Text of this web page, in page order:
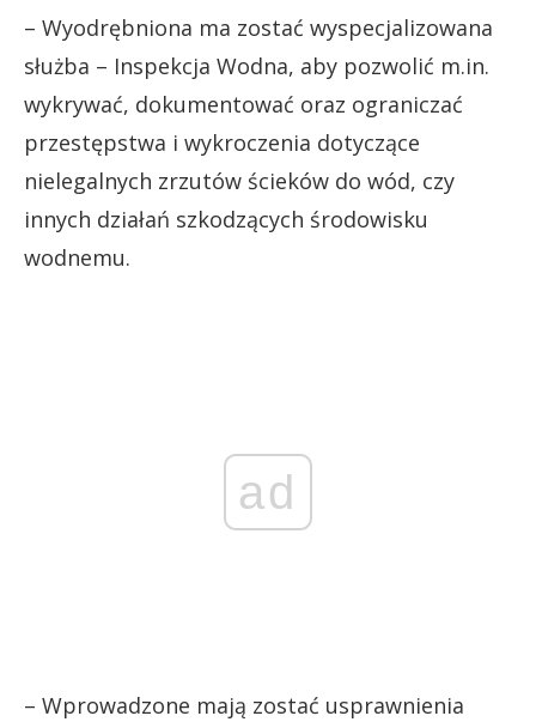
– Wyodrębniona ma zostać wyspecjalizowana
służba – Inspekcja Wodna, aby pozwolić m.in.
wykrywać, dokumentować oraz ograniczać
przestępstwa i wykroczenia dotyczące
nielegalnych zrzutów ścieków do wód, czy
innych działań szkodzących środowisku
wodnemu.
ad
– Wprowadzone mają zostać usprawnienia